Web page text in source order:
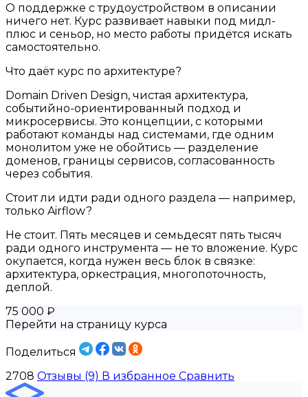
О поддержке с трудоустройством в описании
ничего нет. Курс развивает навыки под мидл-
плюс и сеньор, но место работы придётся искать
самостоятельно.
Что даёт курс по архитектуре?
Domain Driven Design, чистая архитектура,
событийно-ориентированный подход и
микросервисы. Это концепции, с которыми
работают команды над системами, где одним
монолитом уже не обойтись — разделение
доменов, границы сервисов, согласованность
через события.
Стоит ли идти ради одного раздела — например,
только Airflow?
Не стоит. Пять месяцев и семьдесят пять тысяч
ради одного инструмента — не то вложение. Курс
окупается, когда нужен весь блок в связке:
архитектура, оркестрация, многопоточность,
деплой.
75 000 ₽
Перейти на страницу курса
Поделиться
2708 Отзывы (9) В избранное Сравнить